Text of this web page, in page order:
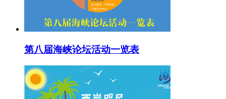
第八届海峡论坛活动一览表